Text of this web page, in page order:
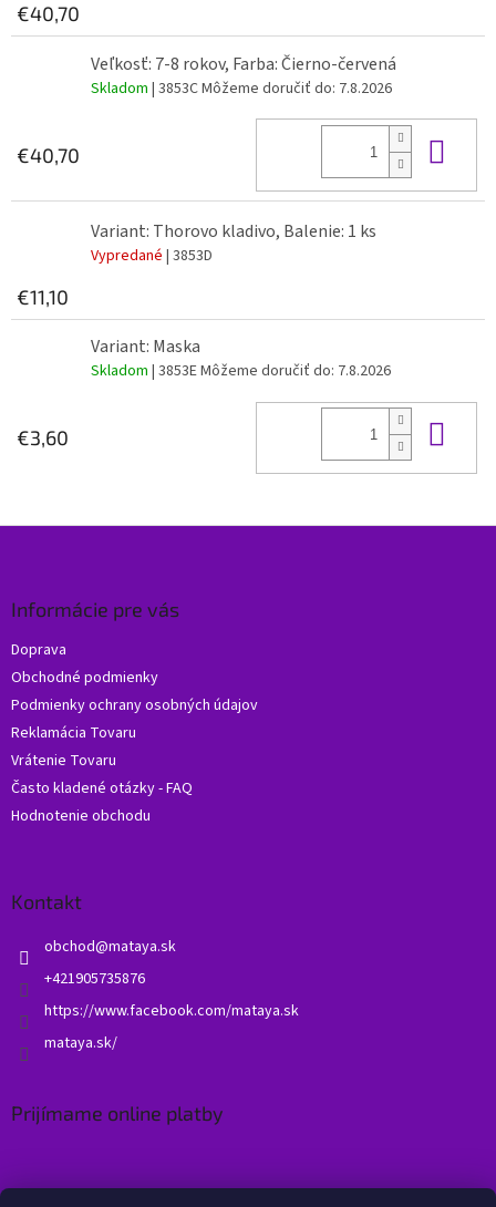
€40,70
Veľkosť: 7-8 rokov, Farba: Čierno-červená
Skladom | 3853CMôžeme doručiť do: 7.8.2026
€40,70
Variant: Thorovo kladivo, Balenie: 1 ks
Vypredané | 3853D
€11,10
Variant: Maska
Skladom | 3853EMôžeme doručiť do: 7.8.2026
€3,60
Informácie pre vás
Doprava
Obchodné podmienky
Podmienky ochrany osobných údajov
Reklamácia Tovaru
Vrátenie Tovaru
Často kladené otázky - FAQ
Hodnotenie obchodu
Kontakt
obchod@mataya.sk
+421905735876
https://www.facebook.com/mataya.sk
mataya.sk/
Prijímame online platby